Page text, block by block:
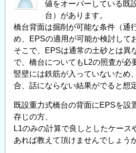
値をオーバーしている既
台）があります。
橋台背面は掘削が可能な条件（通
め、EPSの適用が可能か検討して
そこで、EPSは通常の土砂とは異
で、橋台についてもL2の照査が必
竪壁には鉄筋が入っていないため
合、話にならない結果がでると想
既設重力式橋台の背面にEPSを設
存じの方、
L1のみの計算で良しとしたケース
あれば教えて頂けませんでしょうか